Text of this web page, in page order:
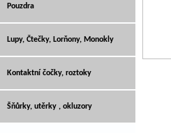
Pouzdra
Lupy, Čtečky, Lorňony, Monokly
Kontaktní čočky, roztoky
Šňůrky, utěrky , okluzory